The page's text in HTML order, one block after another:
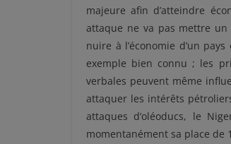
majeure afin d’atteindre
attaque ne va pas mettre un
nuire à l’économie d’un
exemple bien connu ; les
verbales peuvent même
attaquer les intérêts
attaques d’oléoducs, le
momentanément sa place de